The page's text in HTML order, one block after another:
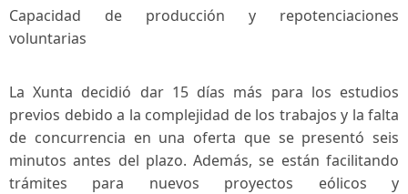
Capacidad de⁤ producción y ‍repotenciaciones
voluntarias
La ⁢Xunta decidió dar 15 días más para los estudios
previos debido a la complejidad de los trabajos y la⁣ falta
de concurrencia en ⁤una oferta que se presentó seis‌
minutos ⁤antes del plazo. Además, se ⁢están ​facilitando‌
trámites para nuevos proyectos eólicos y